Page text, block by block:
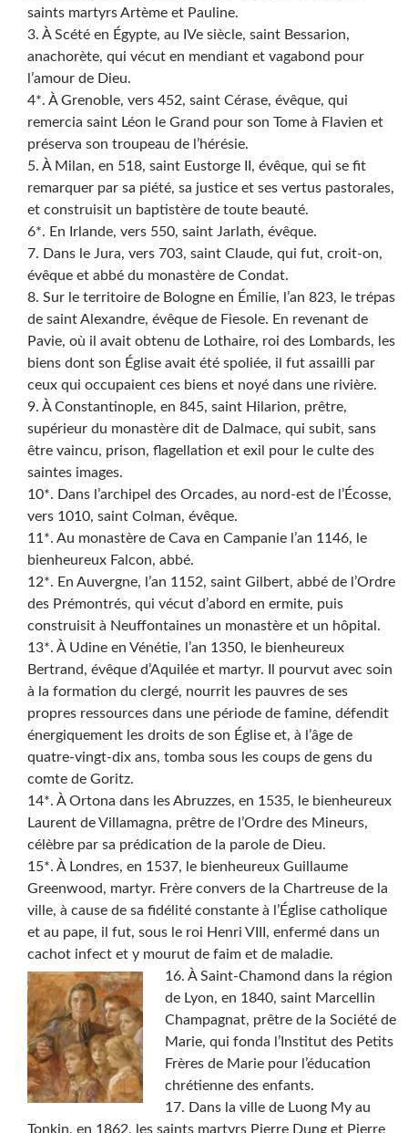
saints martyrs Artème et Pauline.
3. À Scété en Égypte, au IVe siècle, saint Bessarion,
anachorète, qui vécut en mendiant et vagabond pour
l’amour de Dieu.
4*. À Grenoble, vers 452, saint Cérase, évêque, qui
remercia saint Léon le Grand pour son Tome à Flavien et
préserva son troupeau de l’hérésie.
5. À Milan, en 518, saint Eustorge II, évêque, qui se fit
remarquer par sa piété, sa justice et ses vertus pastorales,
et construisit un baptistère de toute beauté.
6*. En Irlande, vers 550, saint Jarlath, évêque.
7. Dans le Jura, vers 703, saint Claude, qui fut, croit-on,
évêque et abbé du monastère de Condat.
8. Sur le territoire de Bologne en Émilie, l’an 823, le trépas
de saint Alexandre, évêque de Fiesole. En revenant de
Pavie, où il avait obtenu de Lothaire, roi des Lombards, les
biens dont son Église avait été spoliée, il fut assailli par
ceux qui occupaient ces biens et noyé dans une rivière.
9. À Constantinople, en 845, saint Hilarion, prêtre,
supérieur du monastère dit de Dalmace, qui subit, sans
être vaincu, prison, flagellation et exil pour le culte des
saintes images.
10*. Dans l’archipel des Orcades, au nord-est de l’Écosse,
vers 1010, saint Colman, évêque.
11*. Au monastère de Cava en Campanie l’an 1146, le
bienheureux Falcon, abbé.
12*. En Auvergne, l’an 1152, saint Gilbert, abbé de l’Ordre
des Prémontrés, qui vécut d’abord en ermite, puis
construisit à Neuffontaines un monastère et un hôpital.
13*. À Udine en Vénétie, l’an 1350, le bienheureux
Bertrand, évêque d’Aquilée et martyr. Il pourvut avec soin
à la formation du clergé, nourrit les pauvres de ses
propres ressources dans une période de famine, défendit
énergiquement les droits de son Église et, à l’âge de
quatre-vingt-dix ans, tomba sous les coups de gens du
comte de Goritz.
14*. À Ortona dans les Abruzzes, en 1535, le bienheureux
Laurent de Villamagna, prêtre de l’Ordre des Mineurs,
célèbre par sa prédication de la parole de Dieu.
15*. À Londres, en 1537, le bienheureux Guillaume
Greenwood, martyr. Frère convers de la Chartreuse de la
ville, à cause de sa fidélité constante à l’Église catholique
et au pape, il fut, sous le roi Henri VIII, enfermé dans un
cachot infect et y mourut de faim et de maladie.
16. À Saint-Chamond dans la région
de Lyon, en 1840, saint Marcellin
Champagnat, prêtre de la Société de
Marie, qui fonda l’Institut des Petits
Frères de Marie pour l’éducation
chrétienne des enfants.
17. Dans la ville de Luong My au
Tonkin, en 1862, les saints martyrs Pierre Dung et Pierre